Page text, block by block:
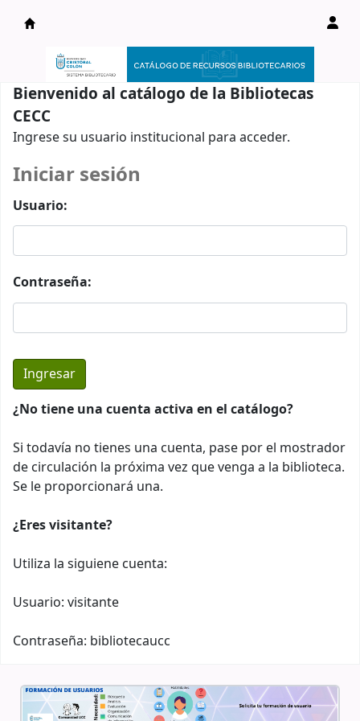
Catálogo en línea
Bienvenido al catálogo de la Bibliotecas
CECC
Ingrese su usuario institucional para acceder.
Iniciar sesión
Usuario:
Contraseña:
¿No tiene una cuenta activa en el catálogo?
Si todavía no tienes una cuenta, pase por el mostrador
de circulación la próxima vez que venga a la biblioteca.
Se le proporcionará una.
¿Eres visitante?
Utiliza la siguiene cuenta:
Usuario: visitante
Contraseña: bibliotecaucc